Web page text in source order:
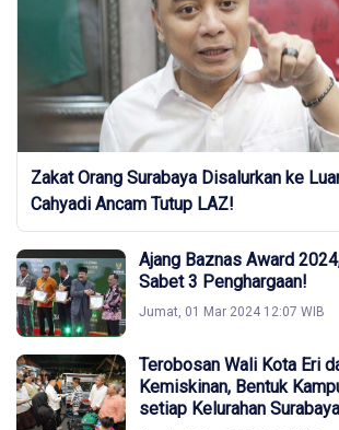
Zakat Orang Surabaya Disalurkan ke
Cahyadi Ancam Tutup LAZ!
Ajang Baznas Award
Sabet 3 Penghargaan!
Jumat, 01 Mar 2024 12:07 WIB
Terobosan Wali Kota Eri
Kemiskinan, Bentuk
setiap Kelurahan Surabaya